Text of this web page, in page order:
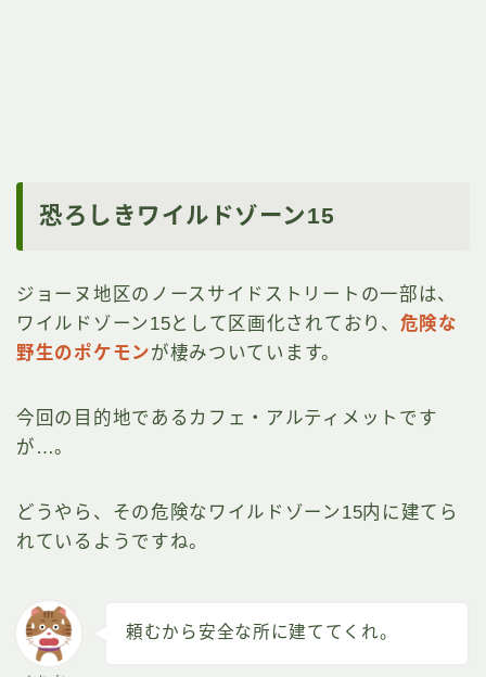
恐ろしきワイルドゾーン15
ジョーヌ地区のノースサイドストリートの一部は、
ワイルドゾーン15として区画化されており、 危険な
野生のポケモンが棲みついています。
今回の目的地であるカフェ・アルティメットです
が…。
どうやら、その危険なワイルドゾーン15内に建てら
れているようですね。
頼むから安全な所に建ててくれ。